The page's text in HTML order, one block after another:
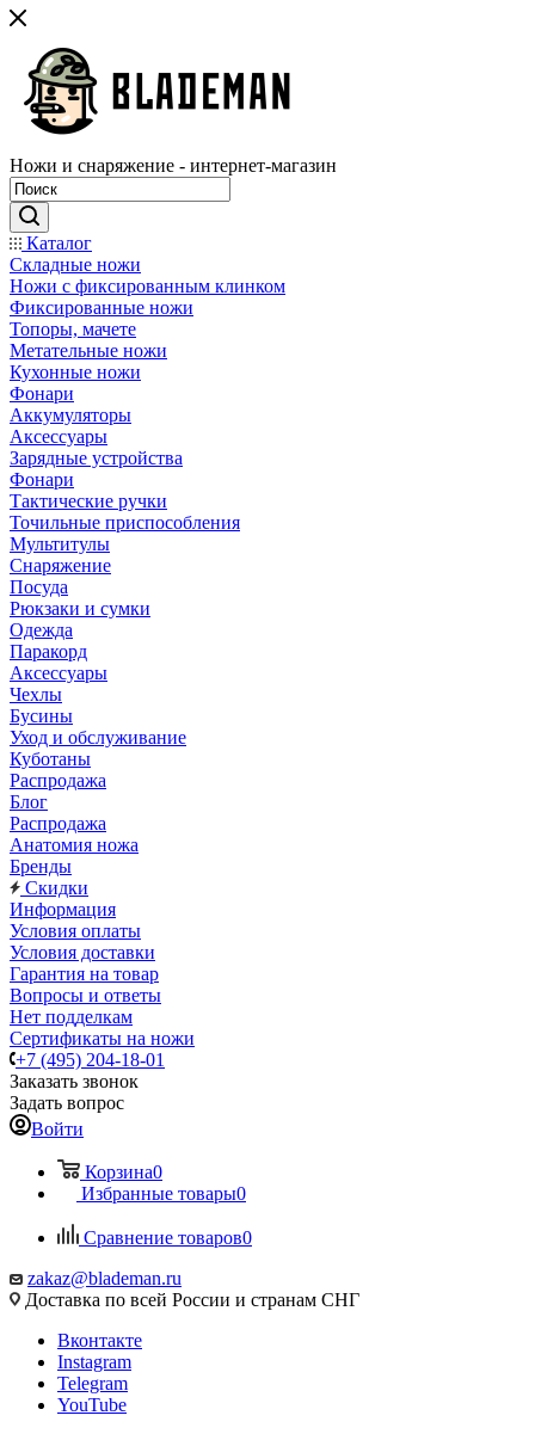
Ножи и снаряжение - интернет-магазин
Каталог
Складные ножи
Ножи с фиксированным клинком
Фиксированные ножи
Топоры, мачете
Метательные ножи
Кухонные ножи
Фонари
Аккумуляторы
Аксессуары
Зарядные устройства
Фонари
Тактические ручки
Точильные приспособления
Мультитулы
Снаряжение
Посуда
Рюкзаки и сумки
Одежда
Паракорд
Аксессуары
Чехлы
Бусины
Уход и обслуживание
Куботаны
Распродажа
Блог
Распродажа
Анатомия ножа
Бренды
Скидки
Информация
Условия оплаты
Условия доставки
Гарантия на товар
Вопросы и ответы
Нет подделкам
Сертификаты на ножи
+7 (495) 204-18-01
Заказать звонок
Задать вопрос
Войти
Корзина0
Избранные товары0
Сравнение товаров0
zakaz@blademan.ru
Доставка по всей России и странам СНГ
Вконтакте
Instagram
Telegram
YouTube